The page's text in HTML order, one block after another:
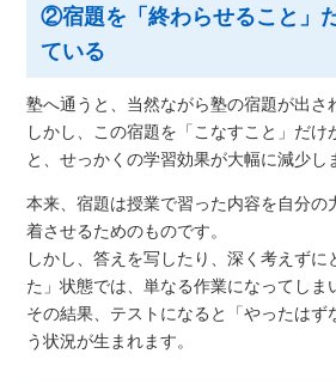
②宿題を「終わらせること」
ている
塾へ通うと、当然ながら塾の宿題が出さ
しかし、この宿題を「こなすこと」だけ
と、せっかくの学習効果が大幅に減少し
本来、宿題は授業で習った内容を自分の
着させるためのものです。
しかし、答えを写したり、深く考えず
た」状態では、単なる作業になってしま
その結果、テストになると「やったはず
う状況が生まれます。